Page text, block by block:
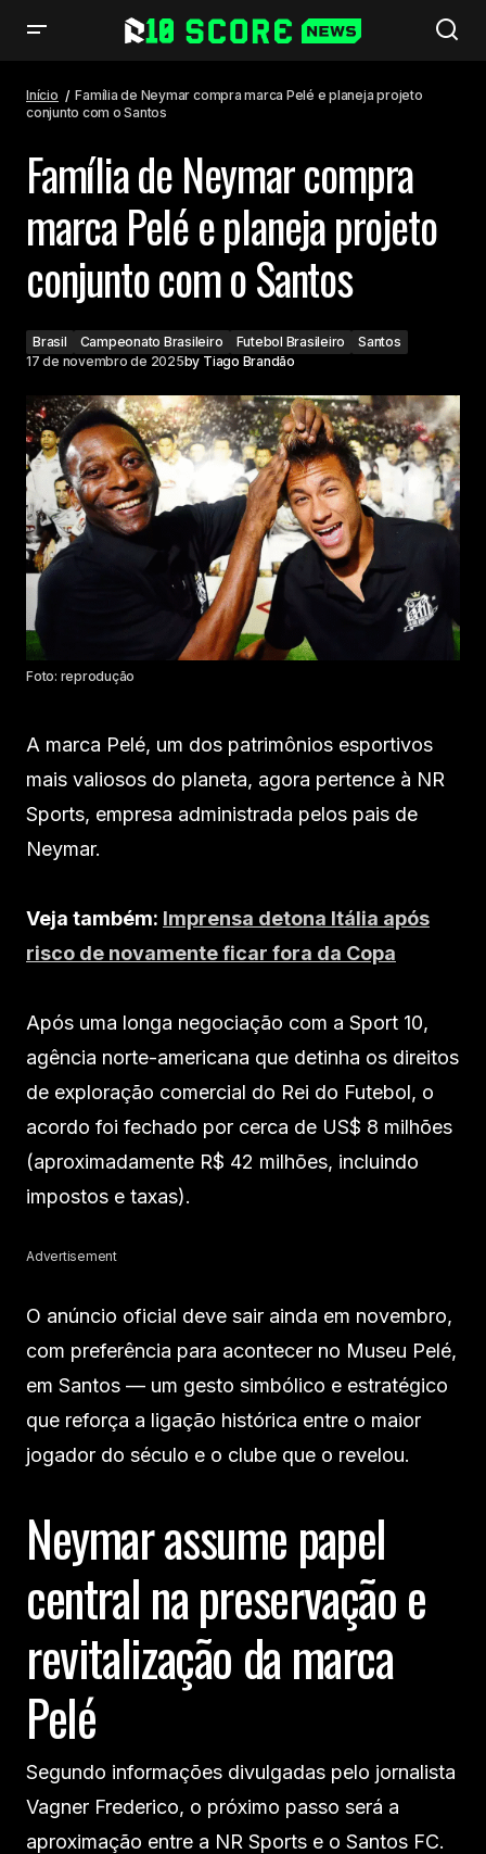
Santos
Início
Família de Neymar compra marca Pelé e planeja projeto
conjunto com o Santos
Família de Neymar compra
marca Pelé e planeja projeto
conjunto com o Santos
Brasil Campeonato Brasileiro Futebol Brasileiro
Santos
17 de novembro de 2025by Tiago Brandão
Foto: reprodução
A marca Pelé, um dos patrimônios esportivos
mais valiosos do planeta, agora pertence à NR
Sports, empresa administrada pelos pais de
Neymar.
Veja também: Imprensa detona Itália após
risco de novamente ficar fora da Copa
Após uma longa negociação com a Sport 10,
agência norte-americana que detinha os direitos
de exploração comercial do Rei do Futebol, o
acordo foi fechado por cerca de US$ 8 milhões
(aproximadamente R$ 42 milhões, incluindo
impostos e taxas).
Advertisement
O anúncio oficial deve sair ainda em novembro,
com preferência para acontecer no Museu Pelé,
em Santos — um gesto simbólico e estratégico
que reforça a ligação histórica entre o maior
jogador do século e o clube que o revelou.
Neymar assume papel
central na preservação e
revitalização da marca
Pelé
Segundo informações divulgadas pelo jornalista
Vagner Frederico, o próximo passo será a
aproximação entre a NR Sports e o Santos FC.